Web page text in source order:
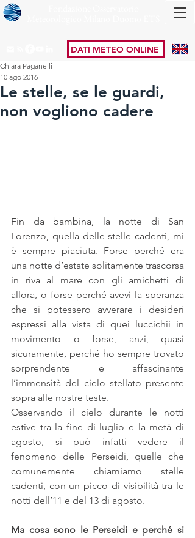
DATI METEO ONLINE
Le stelle, se le guardi,
non vogliono cadere
Chiara Paganelli
10 ago 2016
Fin da bambina, la notte di San
Lorenzo, quella delle stelle cadenti, mi
è sempre piaciuta. Forse perché era
una notte d’estate solitamente trascorsa
in riva al mare con gli amichetti di
allora, o forse perché avevi la speranza
che si potessero avverare i desideri
espressi alla vista di quei luccichii in
movimento o forse, anzi, quasi
sicuramente, perché ho sempre trovato
sorprendente e affascinante
l’immensità del cielo stellato presente
sopra alle nostre teste.
Osservando il cielo durante le notti
estive tra la fine di luglio e la metà di
agosto, si può infatti vedere il
fenomeno delle Perseidi, quelle che
comunemente chiamiamo stelle
cadenti, con un picco di visibilità tra le
notti dell’11 e del 13 di agosto.
Ma cosa sono le Perseidi e perché si